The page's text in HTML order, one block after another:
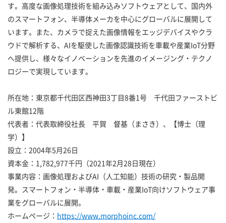
す。高度な画像処理技術を組み込みソフトウェアとして、国内外
のスマートフォン、半導体メーカを中心にグローバルに展開して
います。また、カメラで捉えた画像情報をエッジデバイスやクラ
ウドで解析する、AIを駆使した画像認識技術を車載や産業IoT分野
へ提供し、様々なイノベーションを先進のイメージング・テクノ
ロジーで実現しています。
所在地：東京都千代田区西神田3丁目8番1号 千代田ファーストビ
ル東館12階
代表者：代表取締役社長 平賀 督基（まさき）、【博士（理
学）】
設立：2004年5月26日
資本金：1,782,977千円（2021年2月28日現在）
事業内容：画像処理およびAI（人工知能）技術の研究・製品開
発。スマートフォン・半導体・車載・産業IoT向けソフトウェア事
業をグローバルに展開。
ホームページ： https://www.morphoinc.com/